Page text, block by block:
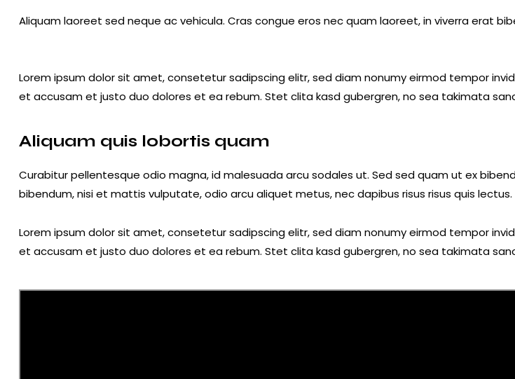
Aliquam laoreet sed neque ac vehicula. Cras congue eros nec quam laoreet, in viverra erat
Lorem ipsum dolor sit amet, consetetur sadipscing elitr, sed diam nonumy eirmod tempor
et accusam et justo duo dolores et ea rebum. Stet clita kasd gubergren, no sea takimata
Aliquam quis lobortis quam
Curabitur pellentesque odio magna, id malesuada arcu sodales ut. Sed sed quam ut ex
bibendum, nisi et mattis vulputate, odio arcu aliquet metus, nec dapibus risus risus quis lectus.
Lorem ipsum dolor sit amet, consetetur sadipscing elitr, sed diam nonumy eirmod tempor
et accusam et justo duo dolores et ea rebum. Stet clita kasd gubergren, no sea takimata